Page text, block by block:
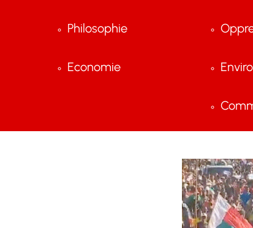
Philosophie
Economie